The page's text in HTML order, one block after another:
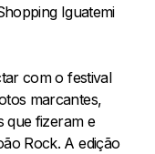
Iguatemi
com o festival
marcantes,
que fizeram e
Rock. A edição